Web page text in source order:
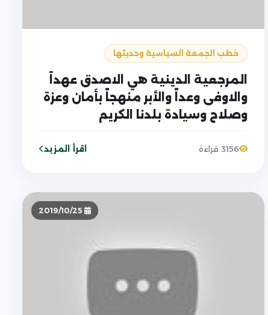
خطب الجمعة السياسية وحديثها
المرجعية الدينية هي الاصدق عهداً
والاوفى وعداً والأبر منهجاً بأمان وعزة
وصلاح وسيادة بلدنا الكريم
3156 قراءة اقرأ المزيد